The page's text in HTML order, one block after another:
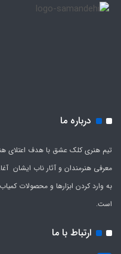
درباره ما
معرفی هنرمندان و آثار ناب ایشان
به وارد کردن ابزارها و محصولات
است.
ارتباط با ما